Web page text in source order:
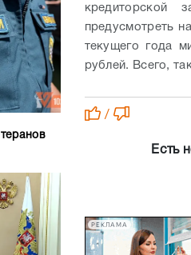
кредиторской
предусмотреть
текущего года
рублей. Всего,
/
Есть
РЕКЛАМА